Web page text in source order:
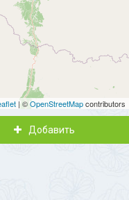
| ©OpenStreetMapcontributors
Добавить